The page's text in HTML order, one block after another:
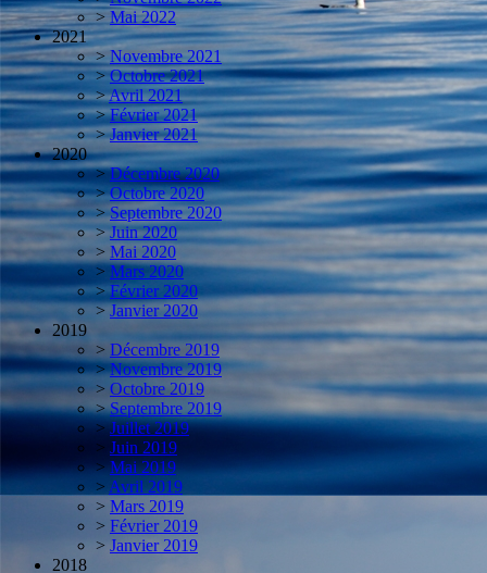
> Mai 2022
2021
> Novembre 2021
> Octobre 2021
>Avril 2021
> Février 2021
> Janvier 2021
2020
> Décembre 2020
> Octobre 2020
> Septembre 2020
> Juin 2020
> Mai 2020
> Mars 2020
> Février 2020
> Janvier 2020
2019
> Décembre 2019
> Novembre 2019
> Octobre 2019
> Septembre 2019
> Juillet 2019
> Juin 2019
> Mai 2019
> Avril 2019
> Mars 2019
> Février 2019
> Janvier 2019
2018